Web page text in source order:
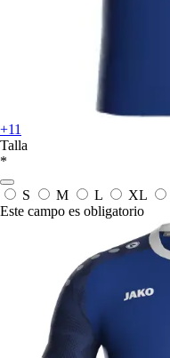
+11
Talla
*
S M L XL
Este campo es obligatorio